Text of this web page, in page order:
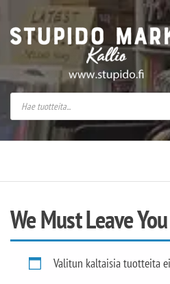
Stupido Market –
We Must Leave You
Valitun kaltaisia tuotteita